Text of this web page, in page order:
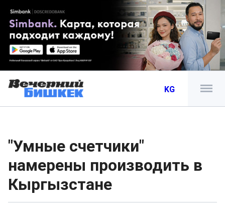
KG
"Умные счетчики"
намерены производить в
Кыргызстане